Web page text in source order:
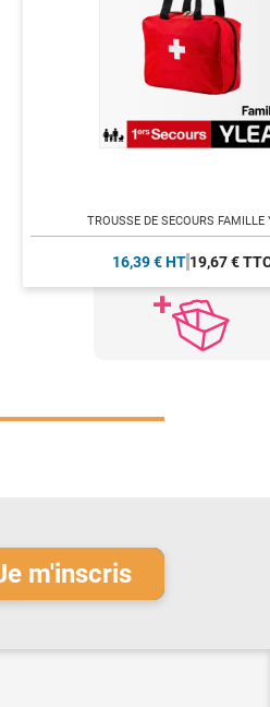
TROUSSE DE SECOURS FAMILLE
16,39 € HT 19,67 €